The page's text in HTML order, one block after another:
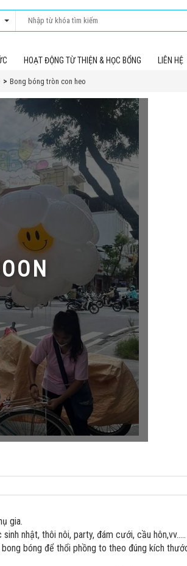
HOẠT ĐỘNG TỪ THIỆN & HỌC BỔNG LIÊN HỆ
Bong bóng tròn con heo
gia.
nhật, thôi nôi, party, đám cưới, cầu hôn,vv.....
bóng để thổi phồng to theo đúng kích